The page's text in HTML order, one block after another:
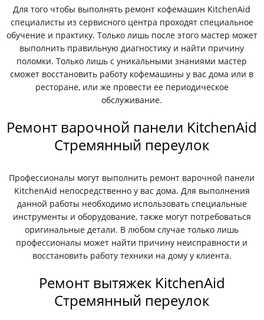
Для того чтобы выполнять ремонт кофемашин KitchenAid
специалисты из сервисного центра проходят специальное
обучение и практику. Только лишь после этого мастер может
выполнить правильную диагностику и найти причину
поломки. Только лишь с уникальными знаниями мастер
сможет восстановить работу кофемашины у вас дома или в
ресторане, или же провести ее периодическое
обслуживание.
Ремонт варочной панели KitchenAid
Стремянный переулок
Профессионалы могут выполнить ремонт варочной панели
KitchenAid непосредственно у вас дома. Для выполнения
данной работы необходимо использовать специальные
инструменты и оборудование, также могут потребоваться
оригинальные детали. В любом случае только лишь
профессионалы может найти причину неисправности и
восстановить работу техники на дому у клиента.
Ремонт вытяжек KitchenAid
Стремянный переулок